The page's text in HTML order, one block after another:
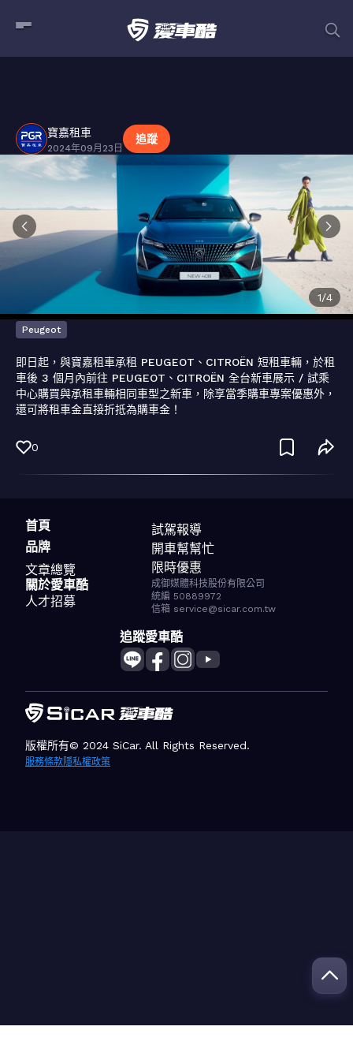
貼文
寶嘉租車
2024年09月23日
追蹤
1/4
Peugeot
即日起，與寶嘉租車承租 PEUGEOT、CITROËN 短租車輛，於租
車後 3 個月內前往 PEUGEOT、CITROËN 全台新車展示 / 試乘
中心購買與承租車輛相同車型之新車，除享當季購車專案優惠外，
0
首頁
品牌
文章總覽
試駕報導
開車幫幫忙
限時優惠
關於愛車酷
人才招募
成御媒體科技股份有限公司
統編 50889972
信箱 service@sicar.com.tw
追蹤愛車酷
版權所有© 2024 SiCar. All Rights Reserved.
服務條款隱私權政策